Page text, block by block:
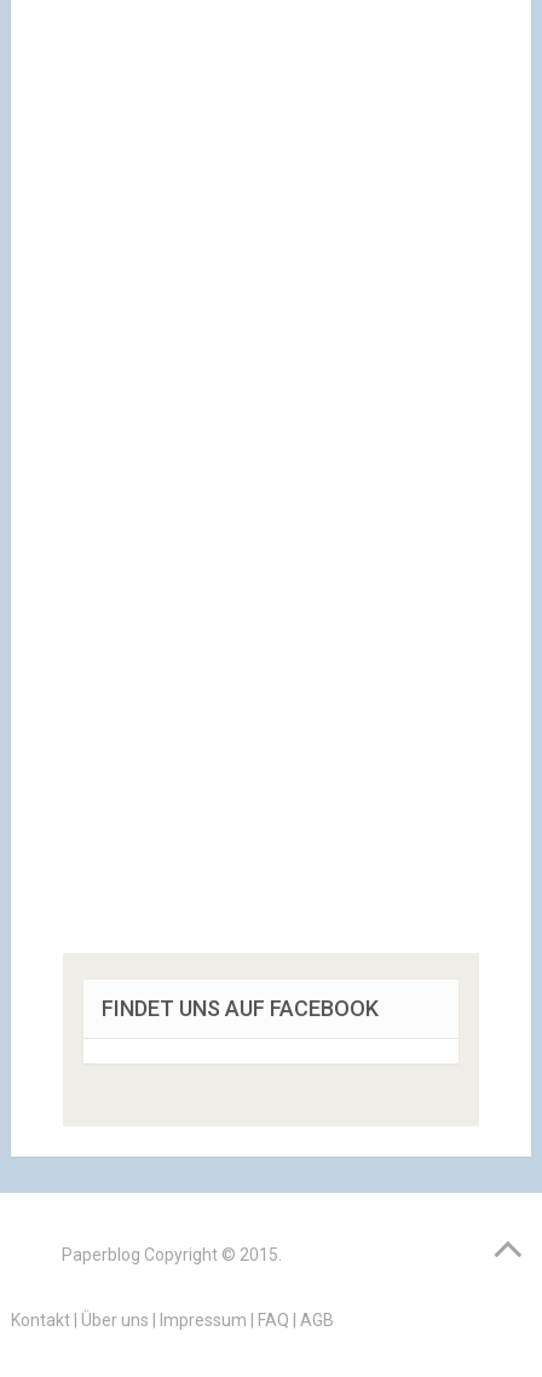
FINDET UNS AUF FACEBOOK
Paperblog Copyright © 2015.
Kontakt| Über uns Impressum FAQ AGB